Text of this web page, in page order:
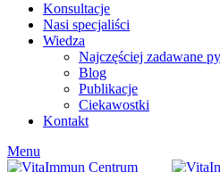
Konsultacje
Nasi specjaliści
Wiedza
Najczęściej zadawane
Blog
Publikacje
Ciekawostki
Kontakt
Menu